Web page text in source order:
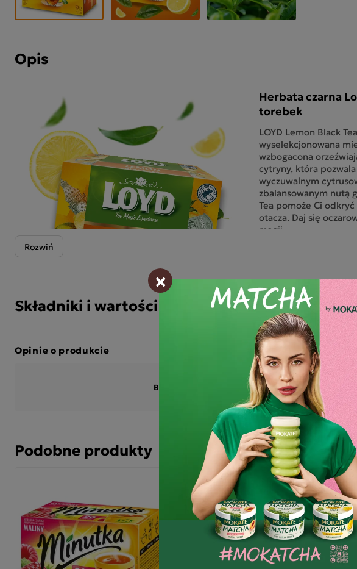
Opis
Herbata czarna
torebek
LOYD Lemon Black
wyselekcjonowana
wzbogacona
cytryny, która
wyczuwalnym
zbalansowanym nutą
Tea pomoże Ci
otacza. Daj się
magii.
niewielki procent
do herbacianego raju,
opakowań herbaty
torebek. Jej
zasługa specjalnie
trójwymiarowych
Wykonano je z
bezsmakowego
podczas zaparzania
smaków i aromatów,
każdej filiżance herbaty.
Składniki i wartości odżywcze
Opinie o produkcie
BĄDŹ PIERWSZYM KTÓRY NAPISZE RECENZJĘ
Podobne produkty
×